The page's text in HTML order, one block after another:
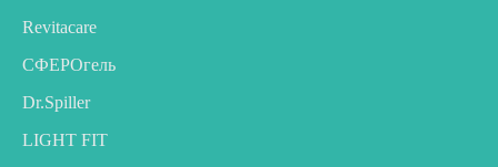
Revitacare
CФЕРОгель
Dr.Spiller
LIGHT FIT